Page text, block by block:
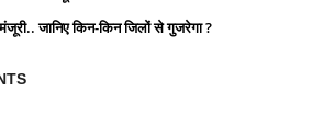
जानिए किन-किन जिलों से गुजरेगा ?